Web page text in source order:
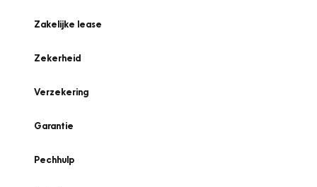
Zakelijke lease
Zekerheid
Verzekering
Garantie
Pechhulp